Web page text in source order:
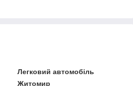
Легковий автомобіль
Житомир